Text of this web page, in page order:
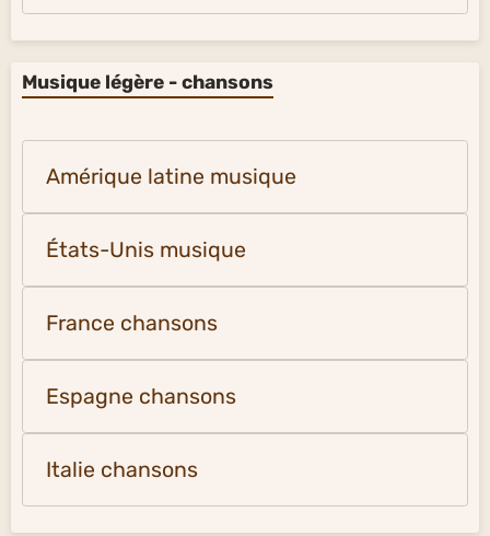
Musique légère - chansons
Amérique latine musique
États-Unis musique
France chansons
Espagne chansons
Italie chansons